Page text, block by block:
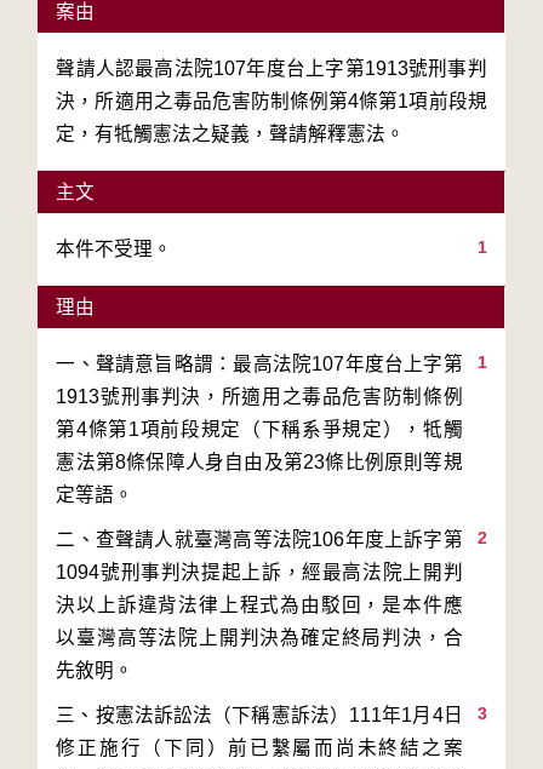
案由
聲請人認最高法院107年度台上字第1913號刑事判
決，所適用之毒品危害防制條例第4條第1項前段規
定，有牴觸憲法之疑義，聲請解釋憲法。
主文
1
本件不受理。
理由
1
一、聲請意旨略謂：最高法院107年度台上字第
1913號刑事判決，所適用之毒品危害防制條例
第4條第1項前段規定（下稱系爭規定），牴觸
憲法第8條保障人身自由及第23條比例原則等規
2
二、查聲請人就臺灣高等法院106年度上訴字第
1094號刑事判決提起上訴，經最高法院上開判
決以上訴違背法律上程式為由駁回，是本件應
以臺灣高等法院上開判決為確定終局判決，合
3
三、按憲法訴訟法（下稱憲訴法）111年1月4日
修正施行（下同）前已繫屬而尚未終結之案